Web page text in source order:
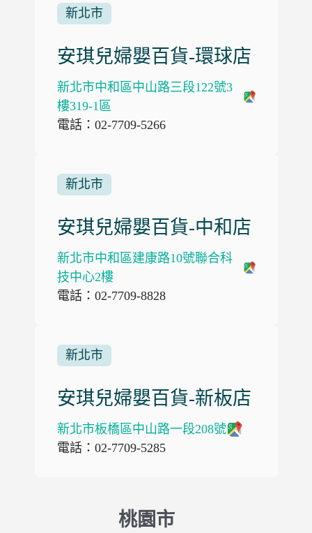
新北市
安琪兒婦嬰百貨-環球店
新北市中和區中山路三段122號3
樓319-1區
電話：02-7709-5266
新北市
安琪兒婦嬰百貨-中和店
新北市中和區建康路10號聯合科
技中心2樓
電話：02-7709-8828
新北市
安琪兒婦嬰百貨-新板店
新北市板橋區中山路一段208號
電話：02-7709-5285
桃園市